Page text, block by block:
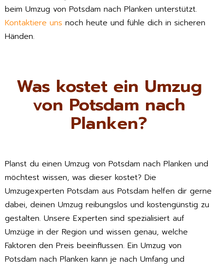
beim Umzug von Potsdam nach Planken unterstützt.
Kontaktiere uns noch heute und fühle dich in sicheren
Händen.
Was kostet ein Umzug
von Potsdam nach
Planken?
Planst du einen Umzug von Potsdam nach Planken und
möchtest wissen, was dieser kostet? Die
Umzugexperten Potsdam aus Potsdam helfen dir gerne
dabei, deinen Umzug reibungslos und kostengünstig zu
gestalten. Unsere Experten sind spezialisiert auf
Umzüge in der Region und wissen genau, welche
Faktoren den Preis beeinflussen. Ein Umzug von
Potsdam nach Planken kann je nach Umfang und